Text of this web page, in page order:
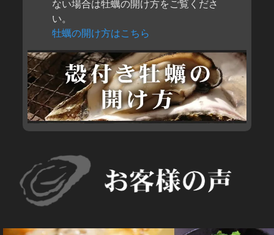
ない場合は牡蠣の開け方をご覧くださ
い。
牡蠣の開け方はこちら